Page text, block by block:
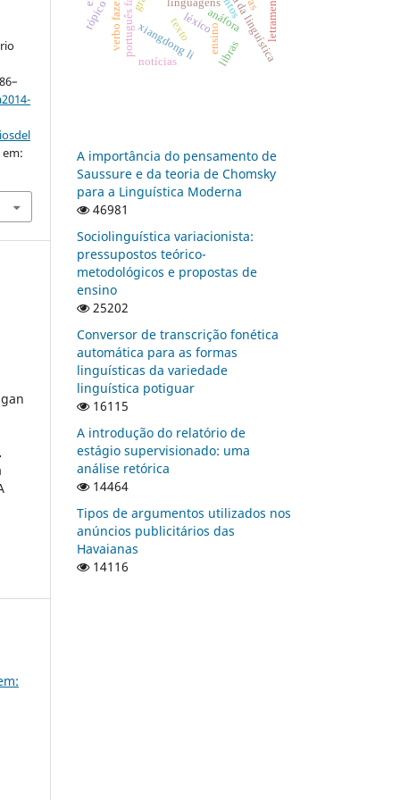
em:
linguagens
ensino
português falado texto
xiangdong li
verbo fazer anáfora
léxico
libras
notícias
A importância do pensamento de
Saussure e da teoria de Chomsky
para a Linguística Moderna
46981
Sociolinguística variacionista:
pressupostos teórico-
metodológicos e propostas de
ensino
25202
Conversor de transcrição fonética
automática para as formas
linguísticas da variedade
linguística potiguar
16115
A introdução do relatório de
estágio supervisionado: uma
análise retórica
14464
Tipos de argumentos utilizados nos
anúncios publicitários das
Havaianas
14116